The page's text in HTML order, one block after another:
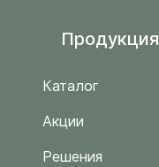
Продукция
Каталог
Акции
Решения